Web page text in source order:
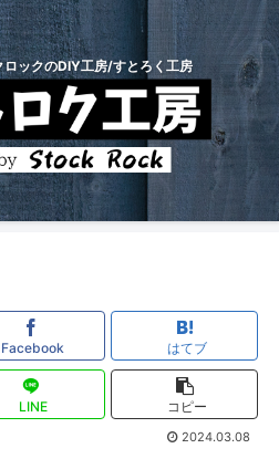
ックのDIY工房/すとろく工房
Facebook はてブ
LINE コピー
2024.03.08